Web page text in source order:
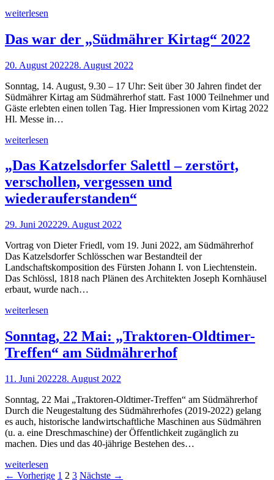
weiterlesen
Das war der „Südmährer Kirtag“ 2022
20. August 202228. August 2022
Sonntag, 14. August, 9.30 – 17 Uhr: Seit über 30 Jahren findet der
Südmährer Kirtag am Südmährerhof statt. Fast 1000 Teilnehmer und
Gäste erlebten einen tollen Tag. Hier Impressionen vom Kirtag 2022
Hl. Messe in…
weiterlesen
„Das Katzelsdorfer Salettl – zerstört,
verschollen, vergessen und
wiederauferstanden“
29. Juni 202229. August 2022
Vortrag von Dieter Friedl, vom 19. Juni 2022, am Südmährerhof
Das Katzelsdorfer Schlösschen war Bestandteil der
Landschaftskomposition des Fürsten Johann I. von Liechtenstein.
Das Schlössl, 1818 nach Plänen des Architekten Joseph Kornhäusel
erbaut, wurde nach…
weiterlesen
Sonntag, 22 Mai: „Traktoren-Oldtimer-
Treffen“ am Südmährerhof
11. Juni 202228. August 2022
Sonntag, 22 Mai „Traktoren-Oldtimer-Treffen“ am Südmährerhof
Durch die Neugestaltung des Südmährerhofes (2019-2022) gelang
es auch, historische landwirtschaftliche Maschinen aus Südmähren
(u. a. eine Dreschmaschine) der Öffentlichkeit zugänglich zu
machen. Dies und das 40-jährige Bestehen des…
weiterlesen
← Vorherige 1 2 3 Nächste →